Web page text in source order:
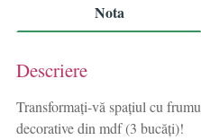
Nota
Descriere
Transformați-vă spațiul cu
decorative din mdf (3 bucăți)!